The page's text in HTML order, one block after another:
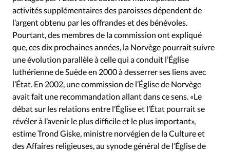
activités supplémentaires des paroisses dépendent de
l’argent obtenu par les offrandes et des bénévoles.
Pourtant, des membres de la commission ont expliqué
que, ces dix prochaines années, la Norvège pourrait suivre
une évolution parallèle à celle qui a conduit l’Église
luthérienne de Suède en 2000 à desserrer ses liens avec
l’État. En 2002, une commission de l’Église de Norvège
avait fait une recommandation allant dans ce sens. «Le
débat sur les relations entre l’Église et l’État pourrait se
révéler à l’avenir le plus difficile et le plus important»,
estime Trond Giske, ministre norvégien de la Culture et
des Affaires religieuses, au synode général de l’Église de